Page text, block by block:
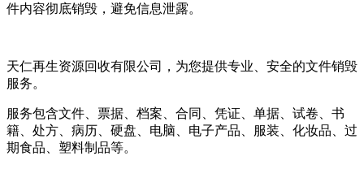
件内容彻底销毁，避免信息泄露。
天仁再生资源回收有限公司，为您提供专业、安全的文件销毁
服务。
服务包含文件、票据、档案、合同、凭证、单据、试卷、书
籍、处方、病历、硬盘、电脑、电子产品、服装、化妆品、过
期食品、塑料制品等。